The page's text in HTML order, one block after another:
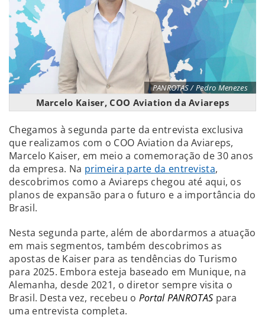
PANROTAS / Pedro Menezes
Marcelo Kaiser, COO Aviation da Aviareps
Chegamos à segunda parte da entrevista exclusiva
que realizamos com o COO Aviation da Aviareps,
Marcelo Kaiser, em meio a comemoração de 30 anos
da empresa. Na primeira parte da entrevista,
descobrimos como a Aviareps chegou até aqui, os
planos de expansão para o futuro e a importância do
Brasil.
Nesta segunda parte, além de abordarmos a atuação
em mais segmentos, também descobrimos as
apostas de Kaiser para as tendências do Turismo
para 2025. Embora esteja baseado em Munique, na
Alemanha, desde 2021, o diretor sempre visita o
Brasil. Desta vez, recebeu o Portal PANROTAS para
uma entrevista completa.